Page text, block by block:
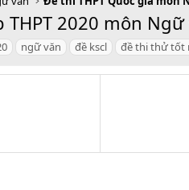
2020 môn Ngữ
ngữ văn đề kscl đề thi thử tốt